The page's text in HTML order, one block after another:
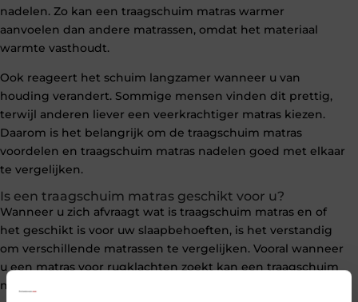
nadelen. Zo kan een traagschuim matras warmer
aanvoelen dan andere matrassen, omdat het materiaal
warmte vasthoudt.
Ook reageert het schuim langzamer wanneer u van
houding verandert. Sommige mensen vinden dit prettig,
terwijl anderen liever een veerkrachtiger matras kiezen.
Daarom is het belangrijk om de traagschuim matras
voordelen en traagschuim matras nadelen goed met elkaar
te vergelijken.
Is een traagschuim matras geschikt voor u?
Wanneer u zich afvraagt wat is traagschuim matras en of
het geschikt is voor uw slaapbehoeften, is het verstandig
om verschillende matrassen te vergelijken. Vooral wanneer
u een matras voor rugklachten zoekt kan een traagschuim
matras een goede oplossing zijn.